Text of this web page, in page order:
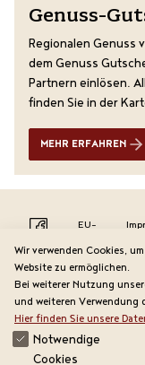
alles und noch vieles
und die Leithaberger
Edelkirschprodukten
Danke, dass Sie die
Öffnungszeiten:
Genuss-
Regionalen Genuss
dem Genuss
Partnern einlösen.
finden Sie in der
MEHR ERFAHREN
Wir verwenden Cookies,
Website zu ermöglichen.
Bei weiterer Nutzung
und weiteren Verwendung
Hier finden Sie unsere
Notwendige
Cookies
EU-